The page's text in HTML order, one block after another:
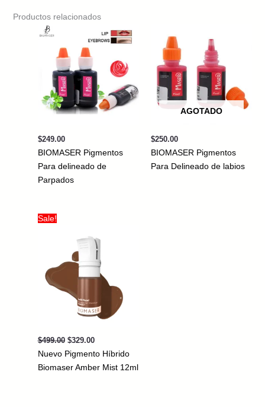
Productos relacionados
$249.00
BIOMASER Pigmentos
Para delineado de
Parpados
AGOTADO
$250.00
BIOMASER Pigmentos
Para Delineado de labios
Sale!
$499.00 Original
was:
$499.00.
$329.00Current
is:
$329.00.
Nuevo Pigmento Híbrido
Biomaser Amber Mist 12ml